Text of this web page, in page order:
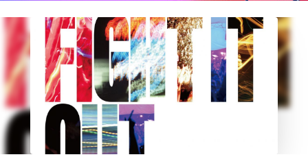
初回30日間無料お試し